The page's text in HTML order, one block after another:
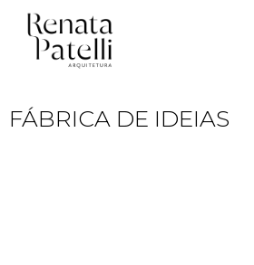
Pular
conteúdo
FÁBRICA DE IDEIAS